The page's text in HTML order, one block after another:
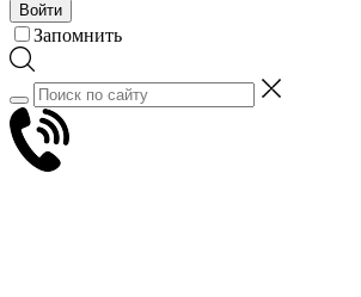
Войти
Запомнить